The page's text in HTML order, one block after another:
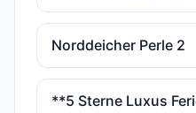
Norddeicher Perle 2
**5 Sterne Luxus